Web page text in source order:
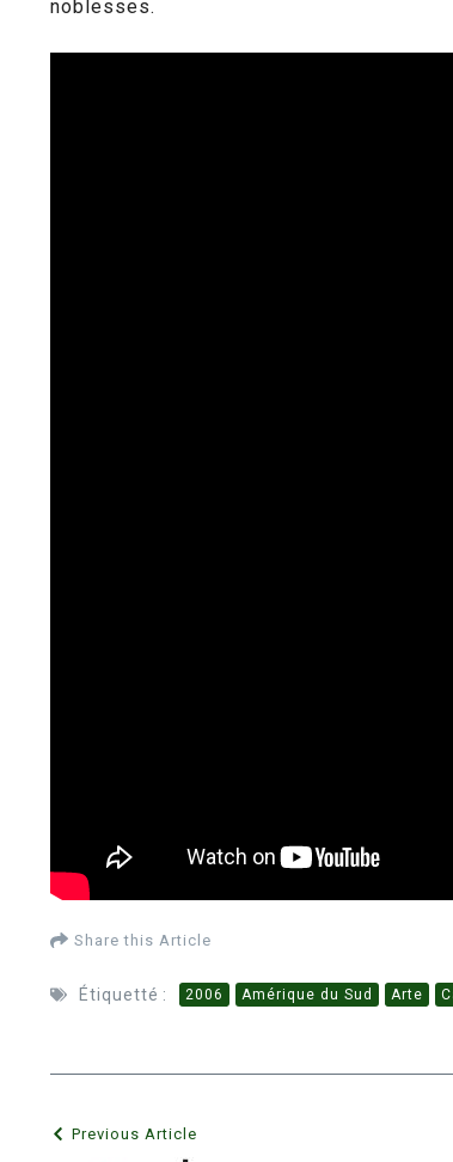
noblesses.
Share this Article
Étiquetté : 2006 Amérique du Sud Arte
Previous Article